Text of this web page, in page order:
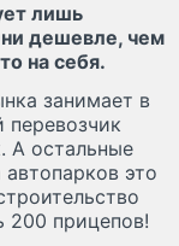
лишь
дешевле, чем
на себя.
занимает в
А остальные
это
200 прицепов!